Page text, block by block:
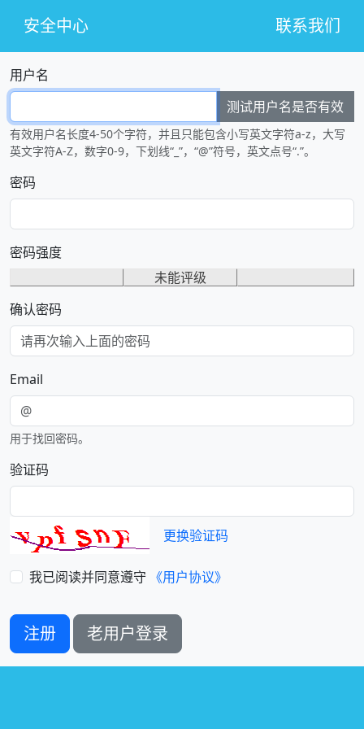
安全中心 联系我们
用户名
测试用户名是否有效
有效用户名长度4-50个字符，并且只能包含小写英文字符a-z，大写
英文字符A-Z，数字0-9，下划线“_”，“@”符号，英文点号“.”。
密码
密码强度
未能评级
确认密码
Email
用于找回密码。
验证码
更换验证码
我已阅读并同意遵守 《用户协议》
注册 老用户登录